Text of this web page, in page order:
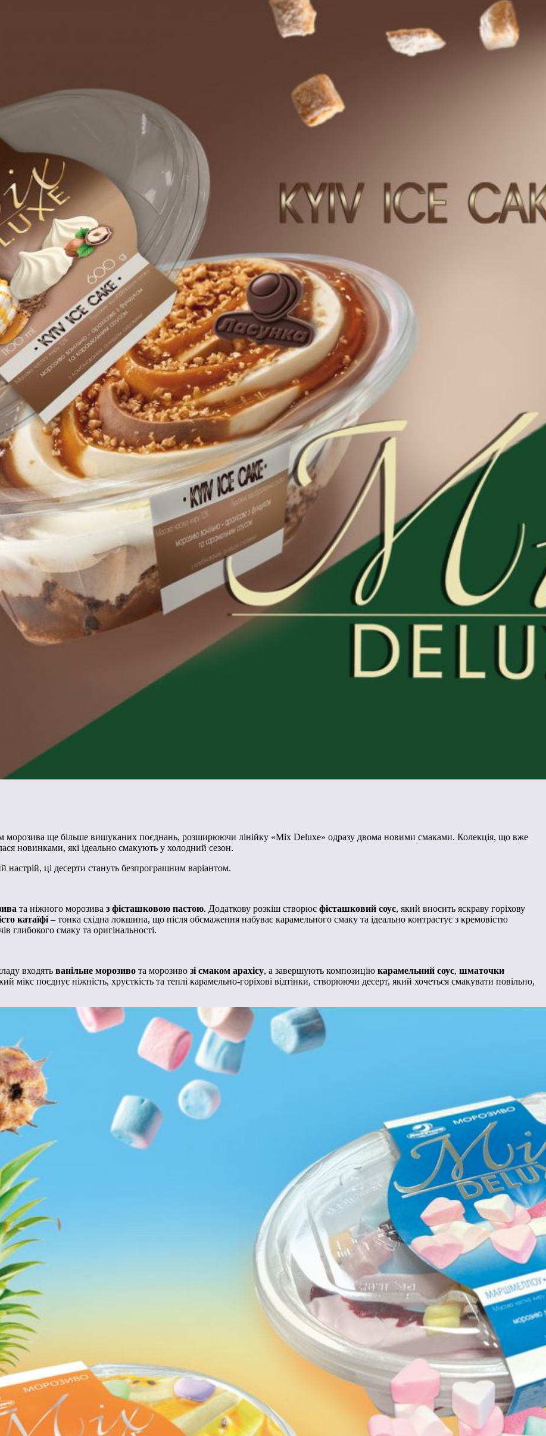
морозива ще більше вишуканих поєднань, розширюючи лінійку «Mix Deluxe» одразу двома новими смаками. Колекція, що вже
новинками, які ідеально смакують у холодний сезон.
настрій, ці десерти стануть безпрограшним варіантом.
та ніжного морозива з фісташковою пастою. Додаткову розкіш створює фісташковий соус, який вносить яскраву горіхову
катаїфі – тонка східна локшина, що після обсмаження набуває карамельного смаку та ідеально контрастує з кремовістю
глибокого смаку та оригінальності.
входять ванільне морозиво та морозиво зі смаком арахісу, а завершують композицію карамельний соус, шматочки
мікс поєднує ніжність, хрусткість та теплі карамельно-горіхові відтінки, створюючи десерт, який хочеться смакувати повільно,